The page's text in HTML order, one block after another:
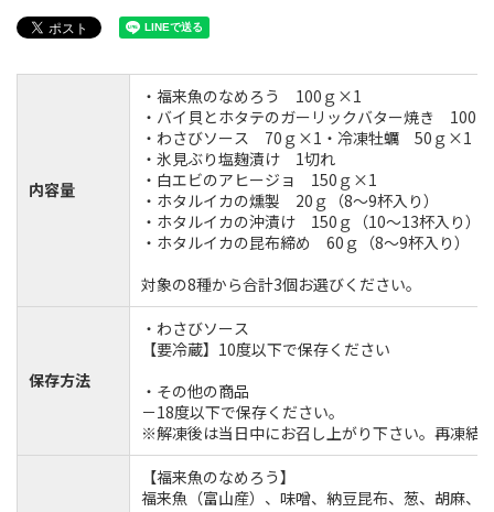
内容量
・福来魚のなめろう 100ｇ×1
・バイ貝とホタテのガーリックバター焼き 100
・わさびソース 70ｇ×1・冷凍牡蠣 50ｇ×1
・氷見ぶり塩麹漬け 1切れ
・白エビのアヒージョ 150ｇ×1
・ホタルイカの燻製 20ｇ（8～9杯入り）
・ホタルイカの沖漬け 150ｇ（10～13杯入り）
・ホタルイカの昆布締め 60ｇ（8～9杯入り）
対象の8種から合計3個お選びください。
保存方法
・わさびソース
【要冷蔵】10度以下で保存ください
・その他の商品
－18度以下で保存ください。
※解凍後は当日中にお召し上がり下さい。再凍結
【福来魚のなめろう】
福来魚（富山産）、味噌、納豆昆布、葱、胡麻、